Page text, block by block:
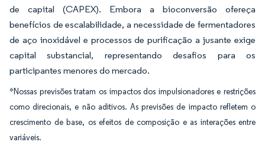
de capital (CAPEX). Embora a bioconversão ofereça
benefícios de escalabilidade, a necessidade de fermentadores
de aço inoxidável e processos de purificação a jusante exige
capital substancial, representando desafios para os
participantes menores do mercado.
*Nossas previsões tratam os impactos dos impulsionadores e restrições
como direcionais, e não aditivos. As previsões de impacto refletem o
crescimento de base, os efeitos de composição e as interações entre
variáveis.